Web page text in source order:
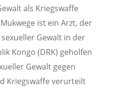
als Kriegswaffe
ist ein Arzt, der
Gewalt in der
Kongo (DRK) geholfen
Gewalt gegen
Kriegswaffe verurteilt